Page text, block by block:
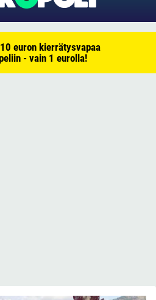
euron kierrätysvapaa
- vain 1 eurolla!